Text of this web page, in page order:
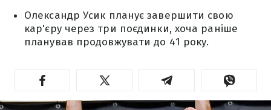
Олександр Усик планує завершити свою
кар'єру через три поєдинки, хоча раніше
планував продовжувати до 41 року.